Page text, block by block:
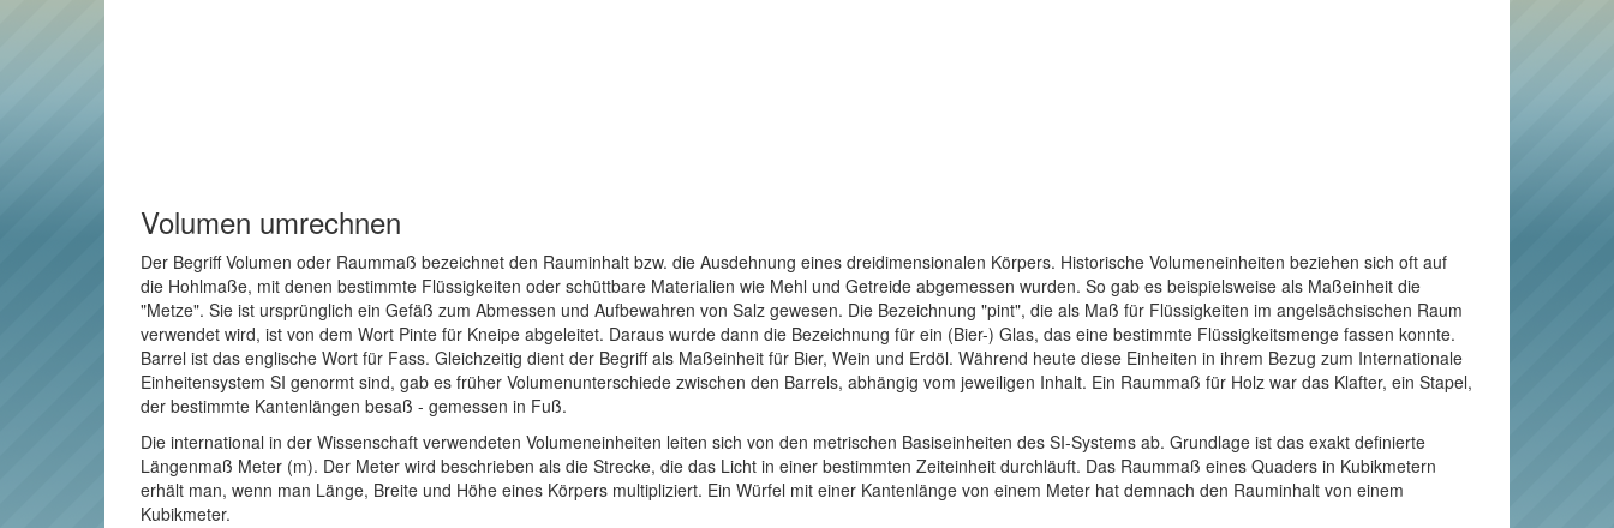
Volumen umrechnen
Der Begriff Volumen oder Raummaß bezeichnet den Rauminhalt bzw. die Ausdehnung eines dreidimensionalen Körpers. Historische Volumeneinheiten beziehen sich oft auf
die Hohlmaße, mit denen bestimmte Flüssigkeiten oder schüttbare Materialien wie Mehl und Getreide abgemessen wurden. So gab es beispielsweise als Maßeinheit die
"Metze". Sie ist ursprünglich ein Gefäß zum Abmessen und Aufbewahren von Salz gewesen. Die Bezeichnung "pint", die als Maß für Flüssigkeiten im angelsächsischen Raum
verwendet wird, ist von dem Wort Pinte für Kneipe abgeleitet. Daraus wurde dann die Bezeichnung für ein (Bier-) Glas, das eine bestimmte Flüssigkeitsmenge fassen konnte.
Barrel ist das englische Wort für Fass. Gleichzeitig dient der Begriff als Maßeinheit für Bier, Wein und Erdöl. Während heute diese Einheiten in ihrem Bezug zum Internationale
Einheitensystem SI genormt sind, gab es früher Volumenunterschiede zwischen den Barrels, abhängig vom jeweiligen Inhalt. Ein Raummaß für Holz war das Klafter, ein Stapel,
der bestimmte Kantenlängen besaß - gemessen in Fuß.
Die international in der Wissenschaft verwendeten Volumeneinheiten leiten sich von den metrischen Basiseinheiten des SI-Systems ab. Grundlage ist das exakt definierte
Längenmaß Meter (m). Der Meter wird beschrieben als die Strecke, die das Licht in einer bestimmten Zeiteinheit durchläuft. Das Raummaß eines Quaders in Kubikmetern
erhält man, wenn man Länge, Breite und Höhe eines Körpers multipliziert. Ein Würfel mit einer Kantenlänge von einem Meter hat demnach den Rauminhalt von einem
Kubikmeter.